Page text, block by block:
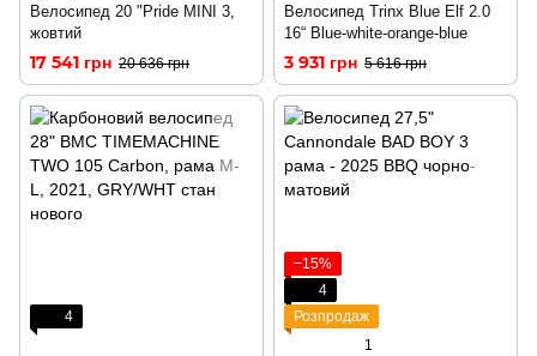
Велосипед 20 "Pride MINI 3,
жовтий
17 541 грн 20 636 грн
Велосипед Trinx Blue Elf 2.0
16“ Blue-white-orange-blue
3 931 грн 5 616 грн
4
−15%
4
Розпродаж
1